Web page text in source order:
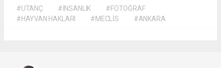
#UTANÇ #İNSANLIK
#FOTOĞRAF
#HAYVAN HAKLARI
#MECLİS #ANKARA